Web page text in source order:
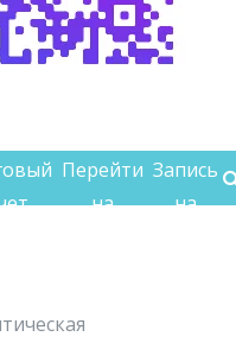
Перейти
на
Запись
на